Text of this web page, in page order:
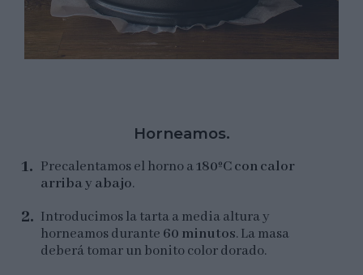
Horneamos.
Precalentamos el horno a180ºC con calor
arriba y abajo.
Introducimos la tarta a media altura y
horneamos durante 60 minutos. La masa
deberá tomar un bonito color dorado.